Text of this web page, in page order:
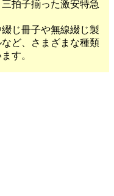
拍子揃った激安特急
じ冊子や無線綴じ製
ど、さまざまな種類
す。